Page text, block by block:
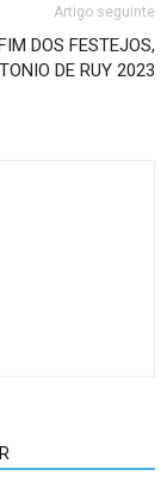
Artigo seguinte
DOS FESTEJOS,
DE RUY 2023